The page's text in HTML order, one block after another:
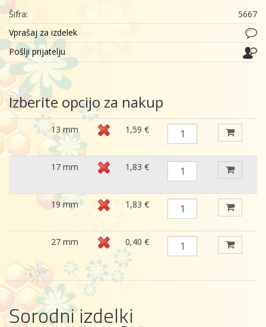
Šifra:
5667
Vprašaj za izdelek
Pošlji prijatelju
Izberite opcijo za nakup
13 mm 1,59 €
17 mm 1,83 €
19 mm 1,83 €
27 mm 0,40 €
Sorodni izdelki